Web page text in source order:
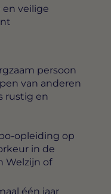
en veilige
persoon
van anderen
rustig en
opleiding op
in de
Welzijn of
één jaar